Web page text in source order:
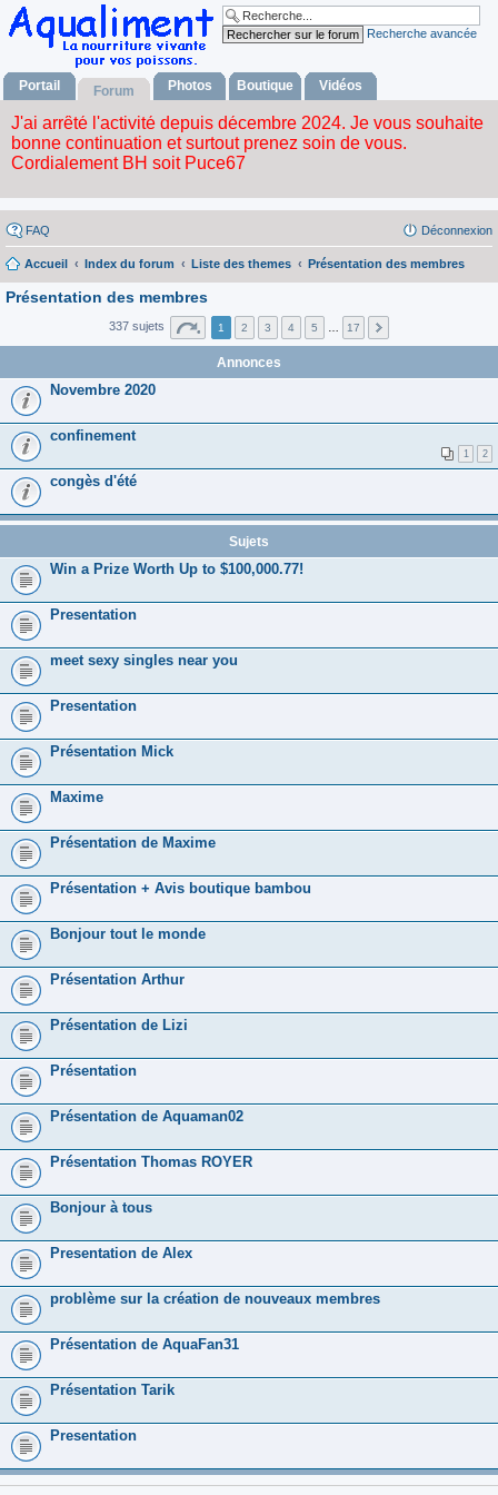
Recherche avancée
Portail Forum Photos Boutique Vidéos
FAQ Déconnexion
Accueil Index du forum Liste des themes Présentation des membres
Présentation des membres
337 sujets 1 2 3 4 5 17
Annonces
Novembre 2020
confinement
1 2
congès d'été
Sujets
Win a Prize Worth Up to $100,000.77!
Presentation
meet sexy singles near you
Presentation
Présentation Mick
Maxime
Présentation de Maxime
Présentation + Avis boutique bambou
Bonjour tout le monde
Présentation Arthur
Présentation de Lizi
Présentation
Présentation de Aquaman02
Présentation Thomas ROYER
Bonjour à tous
Presentation de Alex
problème sur la création de nouveaux membres
Présentation de AquaFan31
Présentation Tarik
Presentation